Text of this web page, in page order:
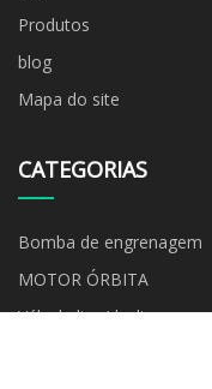
Produtos
blog
Mapa do site
CATEGORIAS
Bomba de engrenagem
MOTOR ÓRBITA
Válvula liga/desliga